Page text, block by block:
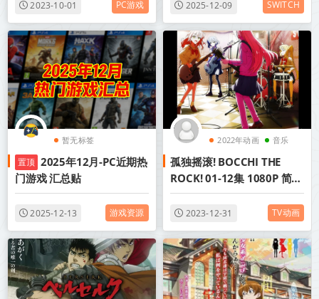
2023-10-01 PC游戏 2025-12-09 SWITCH
暂无标签
置顶 2025年12月-PC近期热
门游戏 汇总贴
2025-12-13 游戏资源
2022年动画 音乐
孤独摇滚! BOCCHI THE
ROCK! 01-12集 1080P 简体
MP4 2022年十月新番
2023-12-31 TV动画